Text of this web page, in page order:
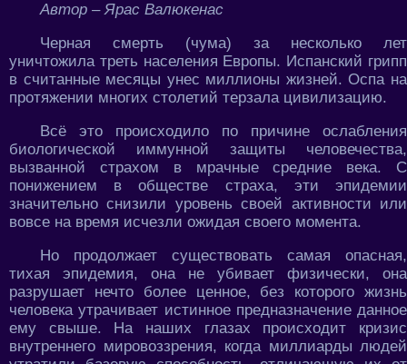
Автор – Ярас Валюкенас
Черная смерть (чума) за несколько лет
уничтожила треть населения Европы. Испанский грипп
в считанные месяцы унес миллионы жизней. Оспа на
протяжении многих столетий терзала цивилизацию.
Всё это происходило по причине ослабления
биологической иммунной защиты человечества,
вызванной страхом в мрачные средние века. С
понижением в обществе страха, эти эпидемии
значительно снизили уровень своей активности или
вовсе на время исчезли ожидая своего момента.
Но продолжает существовать самая опасная,
тихая эпидемия, она не убивает физически, она
разрушает нечто более ценное, без которого жизнь
человека утрачивает истинное предназначение данное
ему свыше. На наших глазах происходит кризис
внутреннего мировоззрения, когда миллиарды людей